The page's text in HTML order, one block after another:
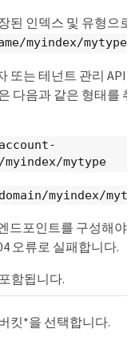
된 인덱스 및 유형으로
myindex/mytype
는 테넌트 관리 API를
다음과 같은 형태를 취
myindex/mytype
myindex/
드포인트를 구성해야
오류로 실패합니다.
함됩니다.
킷*을 선택합니다.